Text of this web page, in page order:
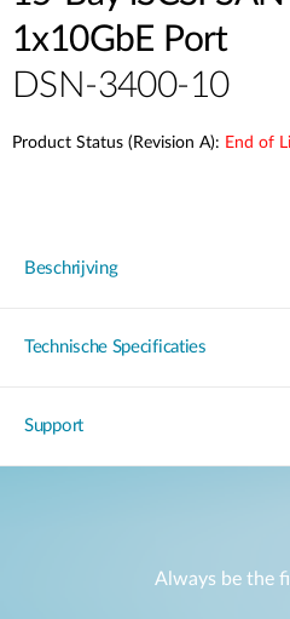
1x10GbE Port
DSN-3400-10
Product Status (Revision A): End of
Beschrijving
Technische Specificaties
Support
Always be the